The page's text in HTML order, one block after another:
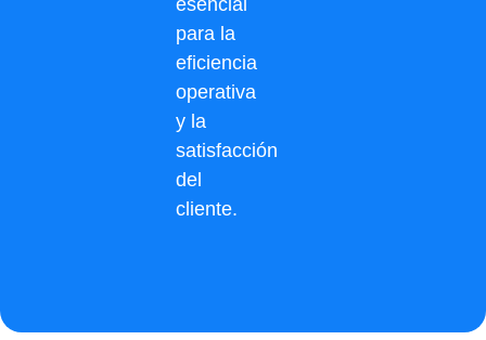
para la
eficiencia
operativa
y la
satisfacción
del
cliente.